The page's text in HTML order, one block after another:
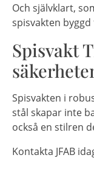
Och självklart,
spisvakten
Spisvakt
Spisvakten i
stål skapar inte
också en stilren
Kontakta JFAB